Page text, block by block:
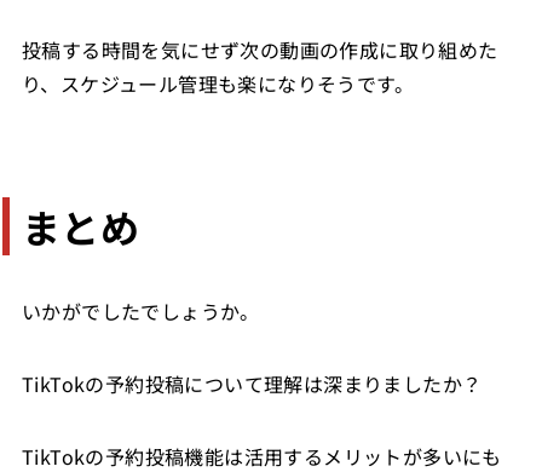
投稿する時間を気にせず次の動画の作成に取り組めた
り、スケジュール管理も楽になりそうです。
まとめ
いかがでしたでしょうか。
TikTokの予約投稿について理解は深まりましたか？
TikTokの予約投稿機能は活用するメリットが多いにも